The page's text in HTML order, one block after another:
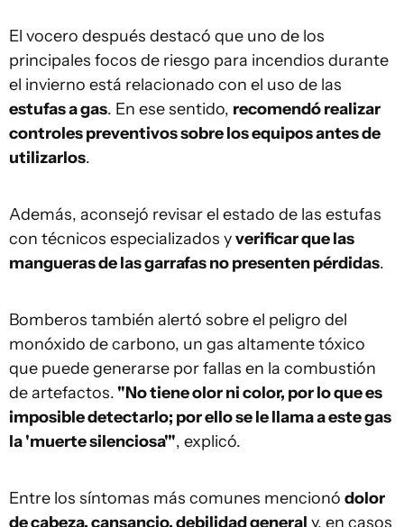
El vocero después destacó que uno de los
principales focos de riesgo para incendios durante
el invierno está relacionado con el uso de las
estufas a gas. En ese sentido, recomendó realizar
controles preventivos sobre los equipos antes de
utilizarlos.
Además, aconsejó revisar el estado de las estufas
con técnicos especializados yverificar que las
mangueras de las garrafas no presenten pérdidas.
Bomberos también alertó sobre el peligro del
monóxido de carbono, un gas altamente tóxico
que puede generarse por fallas en la combustión
de artefactos. "No tiene olor ni color, por lo que es
imposible detectarlo; por ello se le llama a este gas
la 'muerte silenciosa'", explicó.
Entre los síntomas más comunes mencionó dolor
de cabeza, cansancio, debilidad general y, en casos